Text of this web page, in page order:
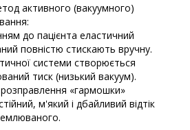
активного (вакуумного)
до пацієнта еластичний
повністю стискають вручну.
системи створюється
тиск (низький вакуум).
«гармошки»
м'який і дбайливий відтік